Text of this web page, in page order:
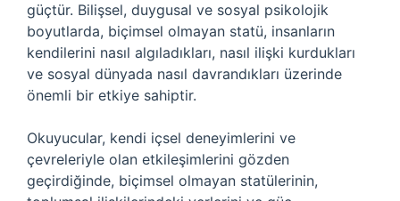
güçtür. Bilişsel, duygusal ve sosyal psikolojik
boyutlarda, biçimsel olmayan statü, insanların
kendilerini nasıl algıladıkları, nasıl ilişki kurdukları
ve sosyal dünyada nasıl davrandıkları üzerinde
önemli bir etkiye sahiptir.
Okuyucular, kendi içsel deneyimlerini ve
çevreleriyle olan etkileşimlerini gözden
geçirdiğinde, biçimsel olmayan statülerinin,